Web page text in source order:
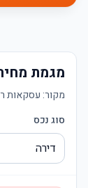
מגמת
מקור: עסקאות
סוג נכס